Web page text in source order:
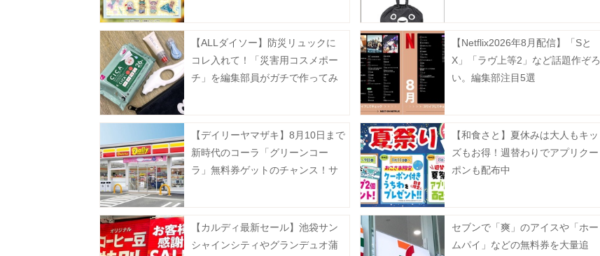
【ALLダイソー】防災リュックに
コレ入れて！「災害用コスメポー
チ」を編集部員がガチで作ってみ
【Netflix2026年8月配信】「Sと
X」「ラヴ上等2」など話題作ぞろ
い。編集部注目5選
【デイリーヤマザキ】8月10日まで
新時代のコーラ「グリーンコー
ラ」無料券ゲットのチャンス！サ
【和食さと】夏休みは大人もキッ
ズもお得！週替わりでアプリクー
ポンも配布中
【カルディ最新セール】池袋サン
シャインシティやグランデュオ蒲
セブンで「爽」のアイスや「ホー
ムパイ」などの無料券を大量追